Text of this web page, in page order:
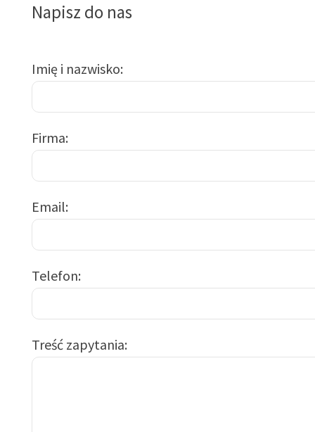
Napisz do nas
Imię i nazwisko
Firma
Email
Telefon
Treść zapytania